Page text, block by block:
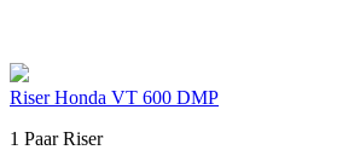
Riser Honda VT 600 DMP
1 Paar Riser